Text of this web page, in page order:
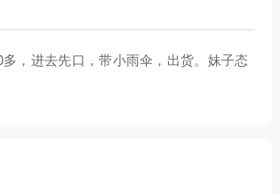
，进去先口，带小雨伞，出货。妹子态